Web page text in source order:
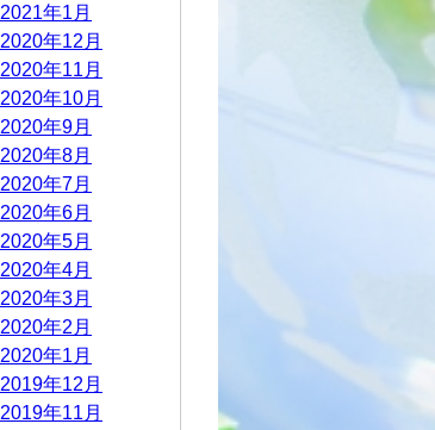
2021年1月
2020年12月
2020年11月
2020年10月
2020年9月
2020年8月
2020年7月
2020年6月
2020年5月
2020年4月
2020年3月
2020年2月
2020年1月
2019年12月
2019年11月